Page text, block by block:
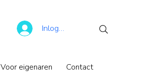
Voor eigenaren Contact
Inloggen